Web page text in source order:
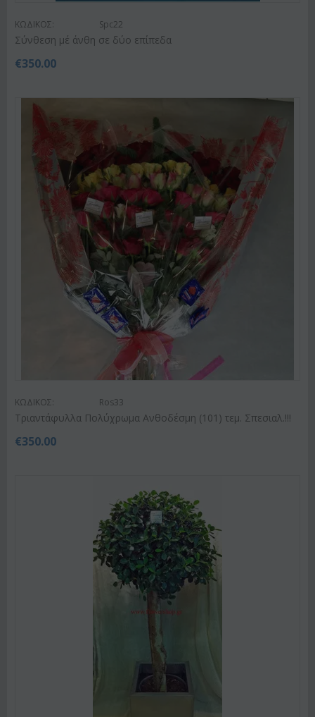
ΚΩΔΙΚΟΣ: Spc22
Σύνθεση μέ άνθη σε δύο επίπεδα
€350.00
ΚΩΔΙΚΟΣ: Ros33
Τριαντάφυλλα Πολύχρωμα Ανθοδέσμη (101) τεμ. Σπεσιαλ.!!!
€350.00